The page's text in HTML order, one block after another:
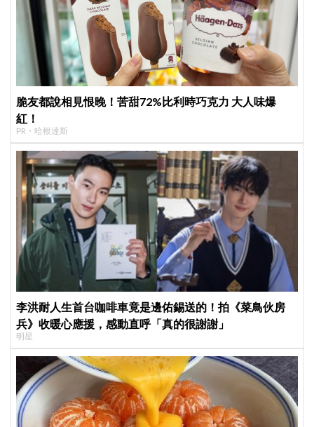
脆友都說相見恨晚！苦甜72%比利時巧克力 大人味爆
紅！
PR・哈根達斯
李洪耐人生首台咖啡車竟是邊佑錫送的！拍《菜鳥伙房
兵》收暖心應援，感動直呼「真的很謝謝」
明星